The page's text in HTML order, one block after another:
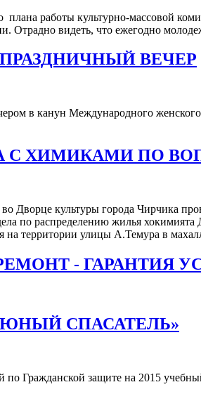
работы культурно-массовой
видеть, что ежегодно
ВЕЧЕР
в канун Международного
С ХИМИКАМИ ПО
во Дворце культуры города Чирчика
по распределению жилья
на территории улицы А.Темура в
- ГАРАНТИЯ
СПАСАТЕЛЬ»
Гражданской защите на 2015